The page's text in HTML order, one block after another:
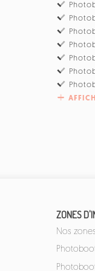
ZONES
Nos